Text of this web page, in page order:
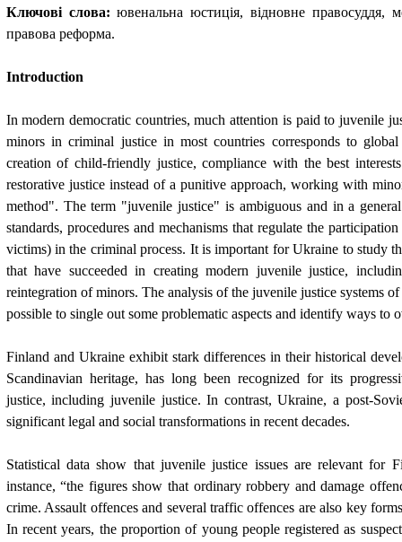
Ключові слова: ювенальна юстиція, відновне правосуддя,
правова реформа.
Introduction
In modern democratic countries, much attention is paid to juvenile
minors in criminal justice in most countries corresponds to
creation of child-friendly justice, compliance with the best
restorative justice instead of a punitive approach, working with
method". The term "juvenile justice" is ambiguous and in a general
standards, procedures and mechanisms that regulate the
victims) in the criminal process. It is important for Ukraine to study
that have succeeded in creating modern juvenile justice,
reintegration of minors. The analysis of the juvenile justice systems
possible to single out some problematic aspects and identify ways to
Finland and Ukraine exhibit stark differences in their historical
Scandinavian heritage, has long been recognized for its
justice, including juvenile justice. In contrast, Ukraine, a post-
significant legal and social transformations in recent decades.
Statistical data show that juvenile justice issues are relevant for
instance, “the figures show that ordinary robbery and damage
crime. Assault offences and several traffic offences are also key
In recent years, the proportion of young people registered as